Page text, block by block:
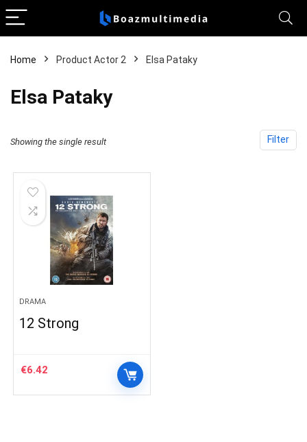
Home Product Actor 2 Elsa Pataky
Elsa Pataky
Filter
Showing the single result
DRAMA
12 Strong
€6.42